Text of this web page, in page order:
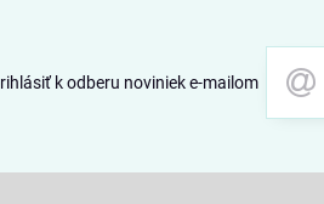
k odberu noviniek e-mailom